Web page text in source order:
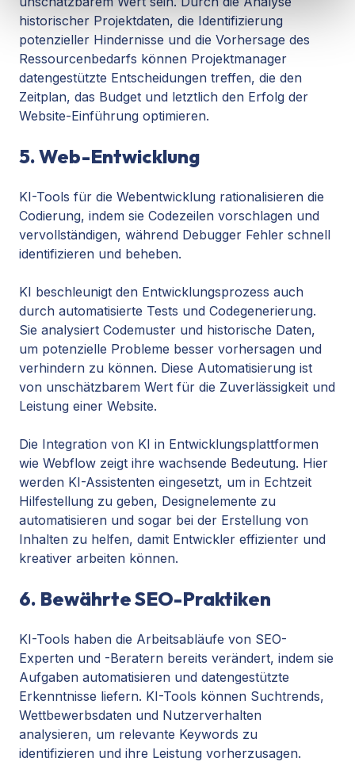
historischer Projektdaten, die Identifizierung
potenzieller Hindernisse und die Vorhersage des
Ressourcenbedarfs können Projektmanager
datengestützte Entscheidungen treffen, die den
Zeitplan, das Budget und letztlich den Erfolg der
Website-Einführung optimieren.
5. Web-Entwicklung
KI-Tools für die Webentwicklung rationalisieren die
Codierung, indem sie Codezeilen vorschlagen und
vervollständigen, während Debugger Fehler schnell
identifizieren und beheben.
KI beschleunigt den Entwicklungsprozess auch
durch automatisierte Tests und Codegenerierung.
Sie analysiert Codemuster und historische Daten,
um potenzielle Probleme besser vorhersagen und
verhindern zu können. Diese Automatisierung ist
von unschätzbarem Wert für die Zuverlässigkeit und
Leistung einer Website.
Die Integration von KI in Entwicklungsplattformen
wie Webflow zeigt ihre wachsende Bedeutung. Hier
werden KI-Assistenten eingesetzt, um in Echtzeit
Hilfestellung zu geben, Designelemente zu
automatisieren und sogar bei der Erstellung von
Inhalten zu helfen, damit Entwickler effizienter und
kreativer arbeiten können.
6. Bewährte SEO-Praktiken
KI-Tools haben die Arbeitsabläufe von SEO-
Experten und -Beratern bereits verändert, indem sie
Aufgaben automatisieren und datengestützte
Erkenntnisse liefern. KI-Tools können Suchtrends,
Wettbewerbsdaten und Nutzerverhalten
analysieren, um relevante Keywords zu
identifizieren und ihre Leistung vorherzusagen.